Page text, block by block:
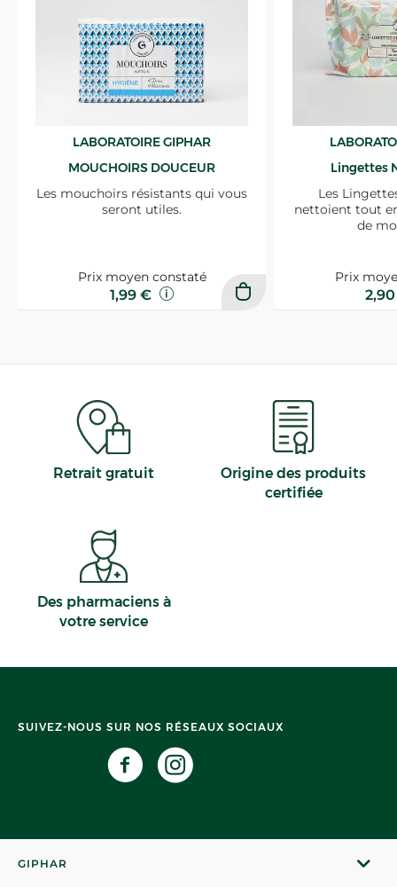
LABORATOIRE GIPHAR
MOUCHOIRS DOUCEUR
Les mouchoirs résistants qui vous
seront utiles.
Prix moyen constaté
1,99 €
Lingettes
Les
nettoient tout
de
Prix
Retrait gratuit
Origine des produits
certifiée
Des pharmaciens à
votre service
SUIVEZ-NOUS SUR NOS RÉSEAUX SOCIAUX
GIPHAR